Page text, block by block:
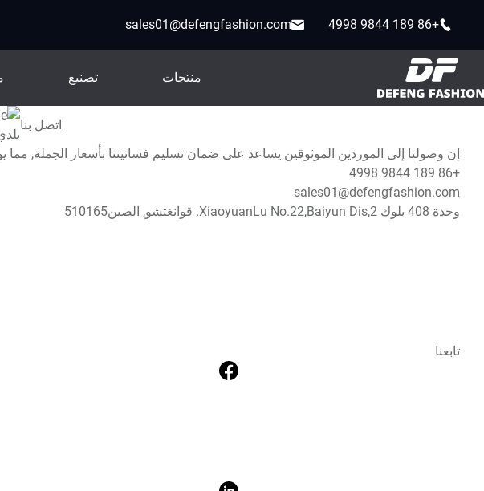
+86 189 9844 4998
sales01@defengfashion.com
منتجات تصنيع
اتصل بنا
بلدي.~
إن وصولنا إلى الموردين الموثوقين يساعد على ضمان تسليم فساتيننا بأسعار الجملة, مما
+86 189 9844 4998
sales01@defengfashion.com
وحدة 408 بلوك 2,XiaoyuanLu No.22,Baiyun Dis. قوانغتشو, الصين510165
تابعنا